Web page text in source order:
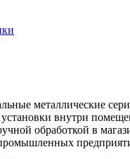
металлические
внутри
обработкой в